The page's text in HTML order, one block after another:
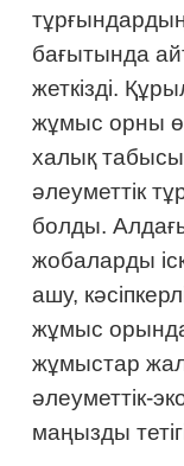
бағытында
жеткізді.
жұмыс орны
халық
әлеуметтік
болды.
жобаларды
ашу,
жұмыс
жұмыстар
әлеуметтік-
маңызды